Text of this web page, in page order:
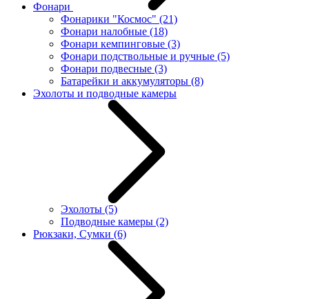
Фонари
Фонарики "Космос" (21)
Фонари налобные (18)
Фонари кемпинговые (3)
Фонари подствольные и ручные (5)
Фонари подвесные (3)
Батарейки и аккумуляторы (8)
Эхолоты и подводные камеры
Эхолоты (5)
Подводные камеры (2)
Рюкзаки, Сумки (6)